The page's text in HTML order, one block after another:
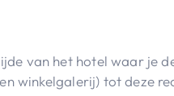
van het hotel waar je
winkelgalerij) tot deze